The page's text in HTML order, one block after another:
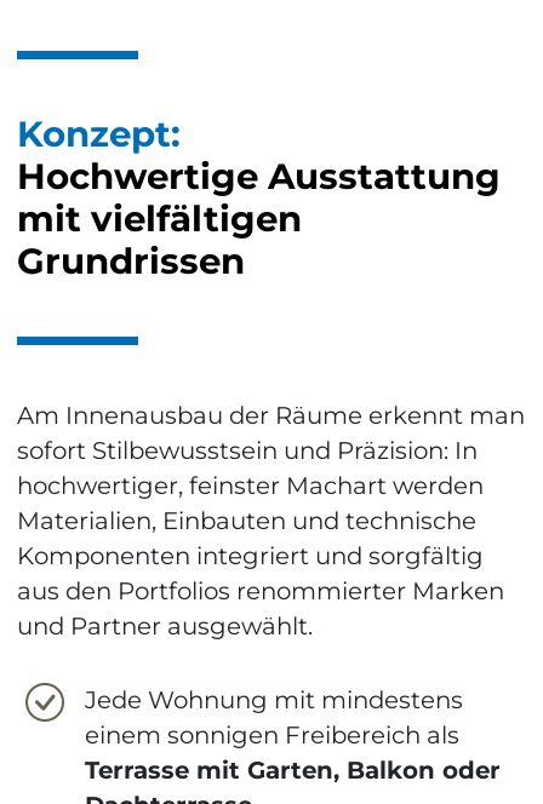
Konzept:
Hochwertige Ausstattung
mit vielfältigen
Grundrissen
Am Innenausbau der Räume erkennt man
sofort Stilbewusstsein und Präzision: In
hochwertiger, feinster Machart werden
Materialien, Einbauten und technische
Komponenten integriert und sorgfältig
aus den Portfolios renommierter Marken
und Partner ausgewählt.
Jede Wohnung mit mindestens
einem sonnigen Freibereich als
Terrasse mit Garten, Balkon oder